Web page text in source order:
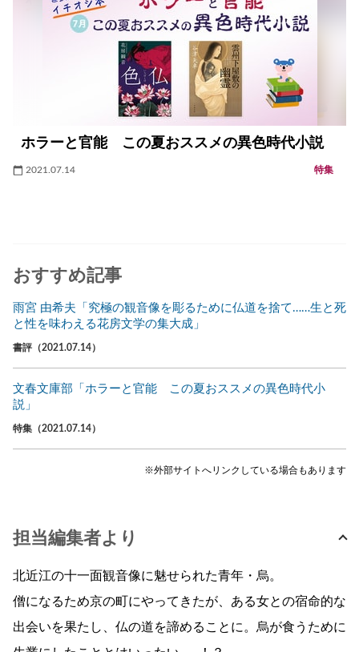
ホラーと官能 この夏おススメの異色時代小説
2021.07.14 特集
おすすめ記事
雨宮 由希夫「究極の観音像を彫るために仏道を捨て……生と死
と性を味わえる花房文学の集大成」
書評（2021.07.14）
文春文庫部「ホラーと官能 この夏おススメの異色時代小
説」
特集（2021.07.14）
※外部サイトへリンクしている場合もあります
担当編集者より
北近江の十一面観音像に魅せられた青年・烏。
僧になるため京の町にやってきたが、ある女との宿命的な
出会いを果たし、仏の道を諦めることに。烏が食うために